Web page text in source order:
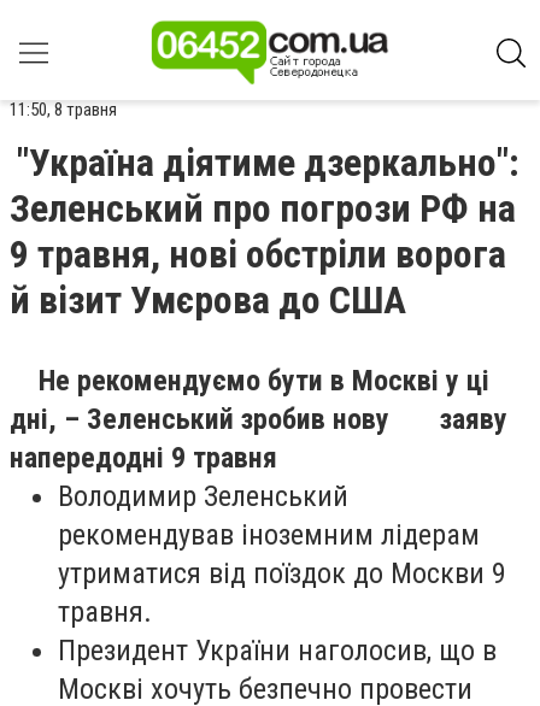
11:50, 8 травня
"Україна діятиме дзеркально":
Зеленський про погрози РФ на
9 травня, нові обстріли ворога
й візит Умєрова до США
Не рекомендуємо бути в Москві у ці
дні, – Зеленський зробив нову заяву
напередодні 9 травня
Володимир Зеленський
рекомендував іноземним лідерам
утриматися від поїздок до Москви 9
травня.
Президент України наголосив, що в
Москві хочуть безпечно провести